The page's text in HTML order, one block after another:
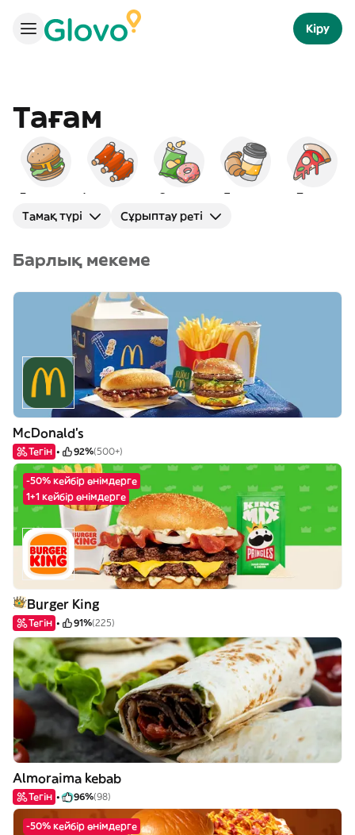
Кіру
Тағам
Бургерлер Америкалық Снэктер Таңғы ас Пицца
Тамақ түрі Сұрыптау реті
Барлық мекеме
McDonald's
Тегін 92%(500+)
-50% кейбір өнімдерге
1+1 кейбір өнімдерге
Burger King
Тегін 91%(225)
Almoraima kebab
Тегін 96%(98)
-50% кейбір өнімдерге